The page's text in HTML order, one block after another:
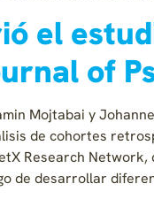
el
of
Mojtabai y
de cohortes
Research
de desarrollar